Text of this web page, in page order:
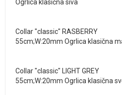
Ogrlica klasična siva
Collar "classic"
55cm;W:20mm Ogrlica klasična
Collar "classic" LIGHT
55cm;W:20mm Ogrlica klasična